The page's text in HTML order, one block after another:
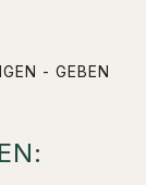
- GEBEN